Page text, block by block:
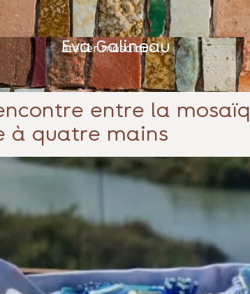
Eva Galineau
Atelier mosaïque
entre la
à quatre mains